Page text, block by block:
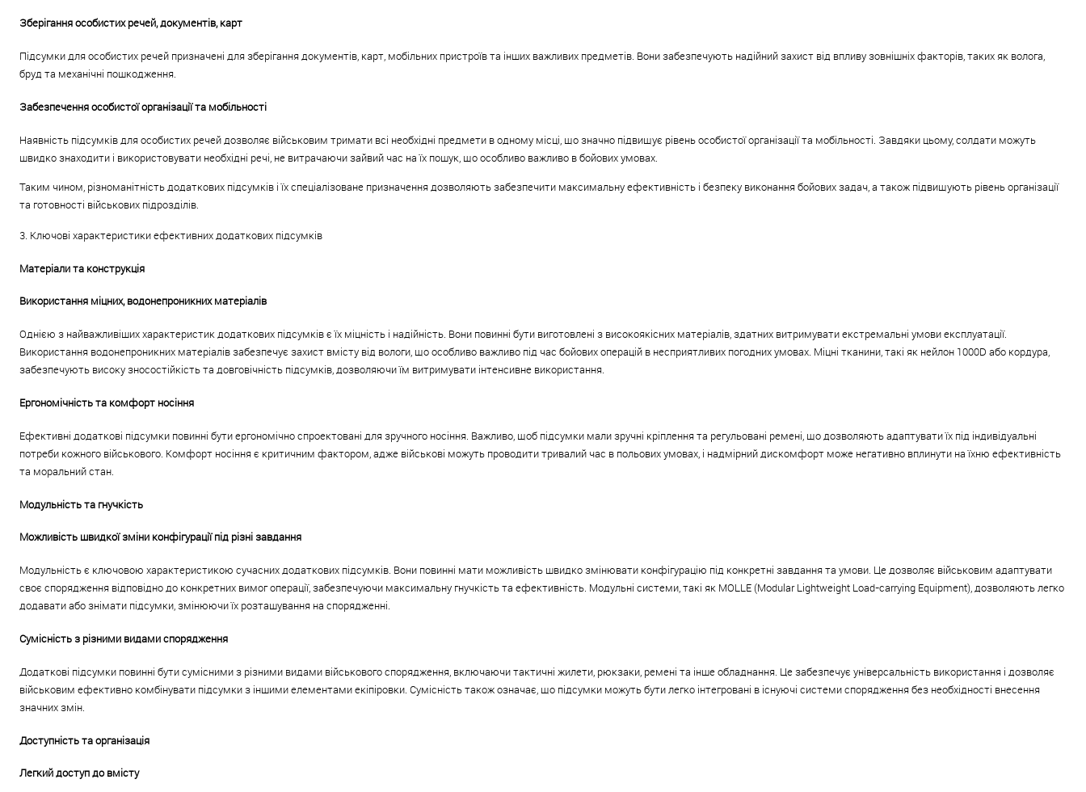
Зберігання особистих речей, документів, карт
Підсумки для особистих речей призначені для зберігання документів, карт, мобільних пристроїв та інших важливих предметів. Вони забезпечують надійний захист від впливу зовнішніх факторів, таких як волога,
бруд та механічні пошкодження.
Забезпечення особистої організації та мобільності
Наявність підсумків для особистих речей дозволяє військовим тримати всі необхідні предмети в одному місці, що значно підвищує рівень особистої організації та мобільності. Завдяки цьому, солдати можуть
швидко знаходити і використовувати необхідні речі, не витрачаючи зайвий час на їх пошук, що особливо важливо в бойових умовах.
Таким чином, різноманітність додаткових підсумків і їх спеціалізоване призначення дозволяють забезпечити максимальну ефективність і безпеку виконання бойових задач, а також підвищують рівень організації
та готовності військових підрозділів.
3. Ключові характеристики ефективних додаткових підсумків
Матеріали та конструкція
Використання міцних, водонепроникних матеріалів
Однією з найважливіших характеристик додаткових підсумків є їх міцність і надійність. Вони повинні бути виготовлені з високоякісних матеріалів, здатних витримувати екстремальні умови експлуатації.
Використання водонепроникних матеріалів забезпечує захист вмісту від вологи, що особливо важливо під час бойових операцій в несприятливих погодних умовах. Міцні тканини, такі як нейлон 1000D або кордура,
забезпечують високу зносостійкість та довговічність підсумків, дозволяючи їм витримувати інтенсивне використання.
Ергономічність та комфорт носіння
Ефективні додаткові підсумки повинні бути ергономічно спроектовані для зручного носіння. Важливо, щоб підсумки мали зручні кріплення та регульовані ремені, що дозволяють адаптувати їх під індивідуальні
потреби кожного військового. Комфорт носіння є критичним фактором, адже військові можуть проводити тривалий час в польових умовах, і надмірний дискомфорт може негативно вплинути на їхню ефективність
та моральний стан.
Модульність та гнучкість
Можливість швидкої зміни конфігурації під різні завдання
Модульність є ключовою характеристикою сучасних додаткових підсумків. Вони повинні мати можливість швидко змінювати конфігурацію під конкретні завдання та умови. Це дозволяє військовим адаптувати
своє спорядження відповідно до конкретних вимог операції, забезпечуючи максимальну гнучкість та ефективність. Модульні системи, такі як MOLLE (Modular Lightweight Load-carrying Equipment), дозволяють легко
додавати або знімати підсумки, змінюючи їх розташування на спорядженні.
Сумісність з різними видами спорядження
Додаткові підсумки повинні бути сумісними з різними видами військового спорядження, включаючи тактичні жилети, рюкзаки, ремені та інше обладнання. Це забезпечує універсальність використання і дозволяє
військовим ефективно комбінувати підсумки з іншими елементами екіпіровки. Сумісність також означає, що підсумки можуть бути легко інтегровані в існуючі системи спорядження без необхідності внесення
значних змін.
Доступність та організація
Легкий доступ до вмісту